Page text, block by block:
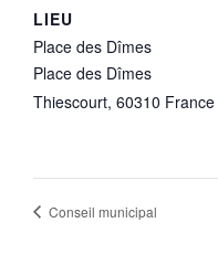
LIEU
Place des Dîmes
Place des Dîmes
Thiescourt, 60310 France
Conseil municipal